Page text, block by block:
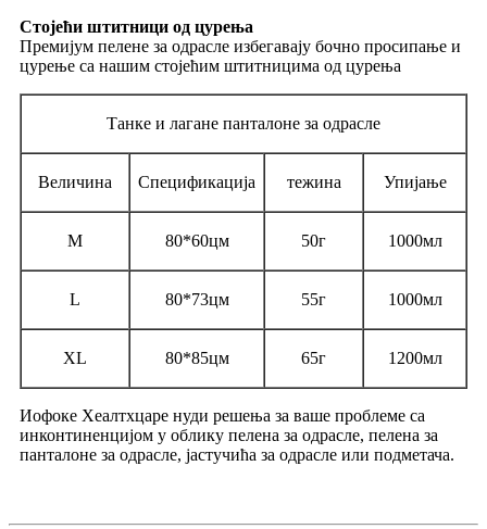
Стојећи штитници од цурења
Премијум пелене за одрасле избегавају бочно просипање и
цурење са нашим стојећим штитницима од цурења
Танке и лагане панталоне за одрасле
Величина Спецификација тежина Упијање
M 80*60цм 50г 1000мл
L 80*73цм 55г 1000мл
XL 80*85цм 65г 1200мл
Иофоке Хеалтхцаре нуди решења за ваше проблеме са
инконтиненцијом у облику пелена за одрасле, пелена за
панталоне за одрасле, јастучића за одрасле или подметача.